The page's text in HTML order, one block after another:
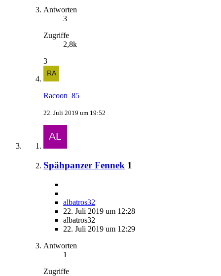
Antworten
3
Zugriffe
2,8k
3
Racoon_85
22. Juli 2019 um 19:52
Spähpanzer Fennek 1
albatros32
22. Juli 2019 um 12:28
albatros32
22. Juli 2019 um 12:29
Antworten
1
Zugriffe